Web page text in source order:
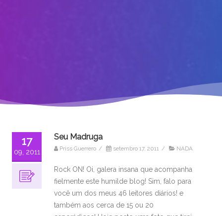
17
09, 2011
Seu Madruga
Priss Guerrero / setembro 17, 2011 / NADA
Rock ON! Oi, galera insana que acompanha
fielmente este humilde blog! Sim, falo para
você um dos meus 46 leitores diários! e
também aos cerca de 15 ou 20